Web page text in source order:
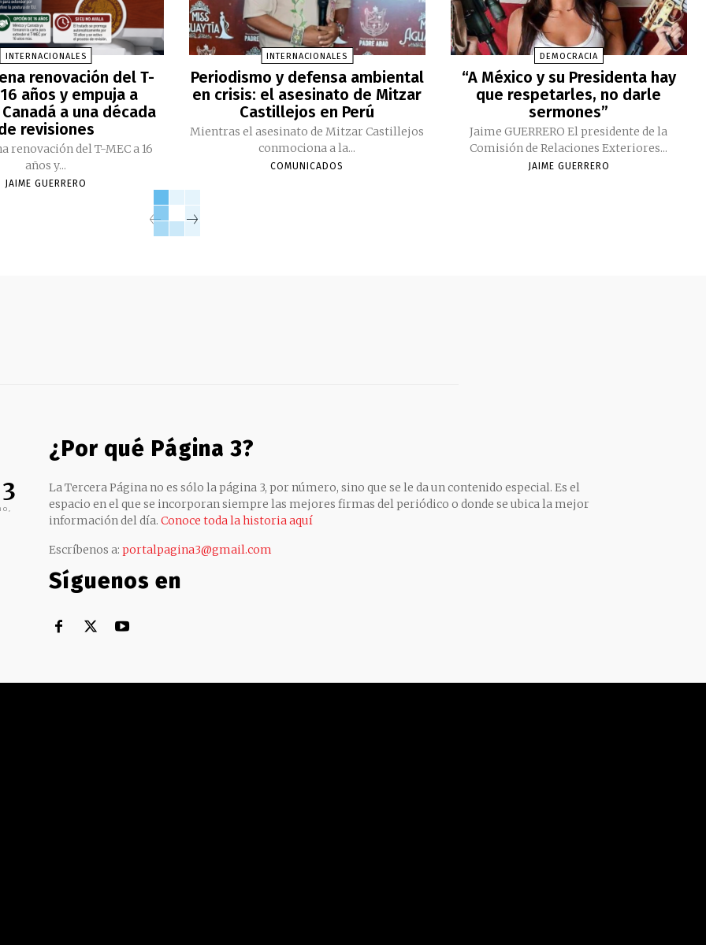
INTERNACIONALES
renovación del T-
16 años y empuja a
a una década
revisiones
renovación del T-MEC a 16
años y...
JAIME GUERRERO
INTERNACIONALES
Periodismo y defensa ambiental
en crisis: el asesinato de Mitzar
Castillejos en Perú
Mientras el asesinato de Mitzar Castillejos
conmociona a la...
COMUNICADOS
DEMOCRACIA
“A México y su Presidenta hay
que respetarles, no darle
sermones”
Jaime GUERRERO El presidente de la
Comisión de Relaciones Exteriores...
JAIME GUERRERO